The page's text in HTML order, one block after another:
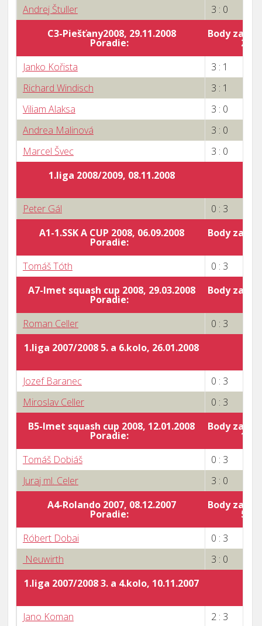
Andrej Štuller
3 : 0
C3-Piešťany2008, 29.11.2008
Poradie:
Body za
20
Janko Kořista
3 : 1
Richard Windisch
3 : 1
Viliam Alaksa
3 : 0
Andrea Malinová
3 : 0
Marcel Švec
3 : 0
1.liga 2008/2009, 08.11.2008
Peter Gál
0 : 3
A1-1.SSK A CUP 2008, 06.09.2008
Poradie:
Body za
Tomáš Tóth
0 : 3
A7-Imet squash cup 2008, 29.03.2008
Poradie:
Body za
Roman Celler
0 : 3
1.liga 2007/2008 5. a 6.kolo, 26.01.2008
Jozef Baranec
0 : 3
Miroslav Celler
0 : 3
B5-Imet squash cup 2008, 12.01.2008
Poradie:
Body za
14
Tomáš Dobiáš
0 : 3
Juraj ml. Celer
3 : 0
A4-Rolando 2007, 08.12.2007
Poradie:
Body za
53
Róbert Dobai
0 : 3
Neuwirth
3 : 0
1.liga 2007/2008 3. a 4.kolo, 10.11.2007
Jano Koman
2 : 3